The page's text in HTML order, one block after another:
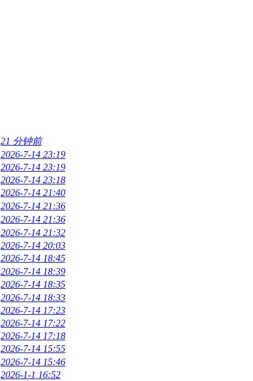
21 分钟前
2026-7-14 23:19
2026-7-14 23:19
2026-7-14 23:18
2026-7-14 21:40
2026-7-14 21:36
2026-7-14 21:36
2026-7-14 21:32
2026-7-14 20:03
2026-7-14 18:45
2026-7-14 18:39
2026-7-14 18:35
2026-7-14 18:33
2026-7-14 17:23
2026-7-14 17:22
2026-7-14 17:18
2026-7-14 15:55
2026-7-14 15:46
2026-1-1 16:52